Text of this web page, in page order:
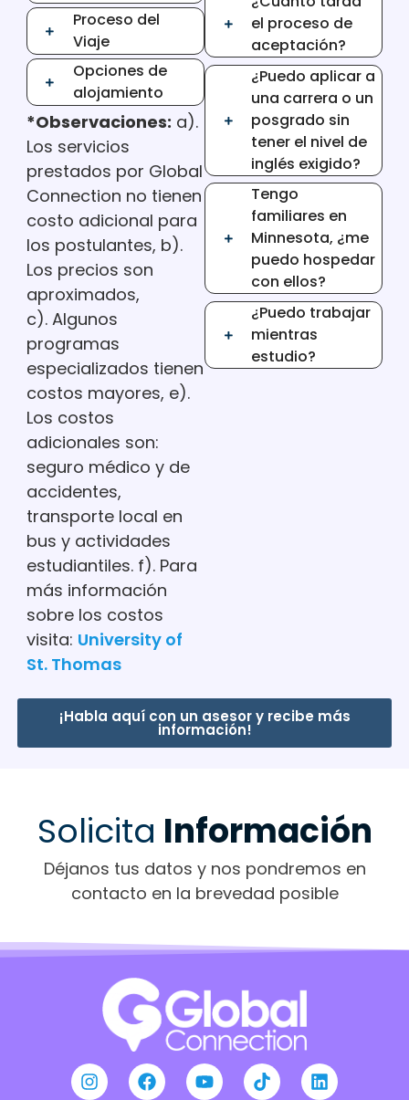
(AACSB).
Proceso del
Viaje
Opciones de
alojamiento
*Observaciones: a).
Los servicios
prestados por Global
Connection no tienen
costo adicional para
los postulantes, b).
Los precios son
aproximados,
c). Algunos
programas
especializados tienen
costos mayores, e).
Los costos
adicionales son:
seguro médico y de
accidentes,
transporte local en
bus y actividades
estudiantiles. f). Para
más información
sobre los costos
visita: University of
St. Thomas
el proceso de
aceptación?
¿Puedo aplicar a
una carrera o un
posgrado sin
tener el nivel de
inglés exigido?
Tengo
familiares en
Minnesota, ¿me
puedo hospedar
con ellos?
¿Puedo trabajar
mientras
estudio?
¡Habla aquí con un asesor y recibe más
información!
Solicita Información
Déjanos tus datos y nos pondremos en
contacto en la brevedad posible